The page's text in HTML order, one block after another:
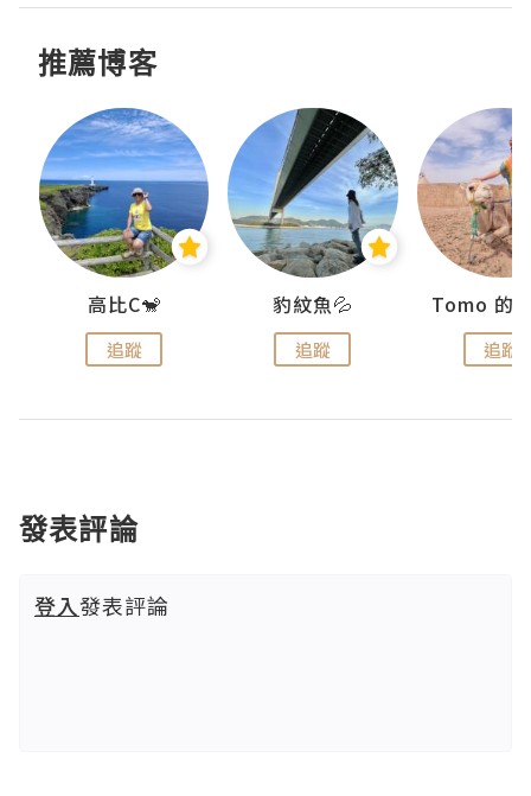
推薦博客
高比C🐒
追蹤
豹紋魚💦
追蹤 追蹤
發表評論
登入發表評論